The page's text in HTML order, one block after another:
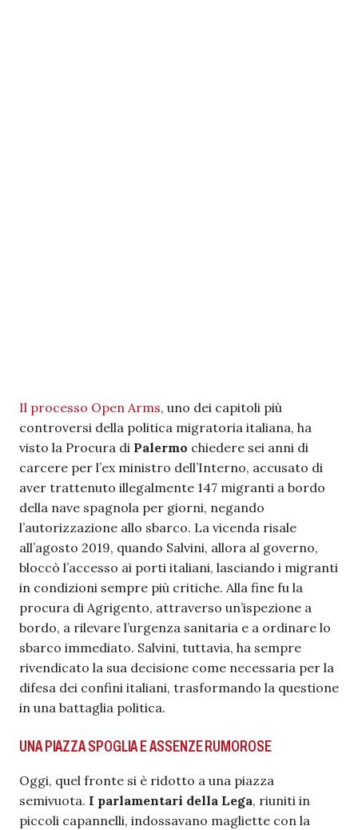
Il processo Open Arms, uno dei capitoli più
controversi della politica migratoria italiana, ha
visto la Procura di Palermo chiedere sei anni di
carcere per l’ex ministro dell’Interno, accusato di
aver trattenuto illegalmente 147 migranti a bordo
della nave spagnola per giorni, negando
l’autorizzazione allo sbarco. La vicenda risale
all’agosto 2019, quando Salvini, allora al governo,
bloccò l’accesso ai porti italiani, lasciando i migranti
in condizioni sempre più critiche. Alla fine fu la
procura di Agrigento, attraverso un’ispezione a
bordo, a rilevare l’urgenza sanitaria e a ordinare lo
sbarco immediato. Salvini, tuttavia, ha sempre
rivendicato la sua decisione come necessaria per la
difesa dei confini italiani, trasformando la questione
in una battaglia politica.
UNA PIAZZA SPOGLIA E ASSENZE RUMOROSE
Oggi, quel fronte si è ridotto a una piazza
semivuota. I parlamentari della Lega, riuniti in
piccoli capannelli, indossavano magliette con la